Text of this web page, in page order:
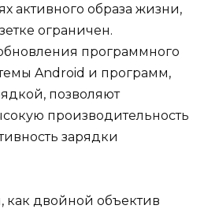
активного образа жизни,
ограничен.
программного
Android и программ,
позволяют
производительность
зарядки
как двойной объектив